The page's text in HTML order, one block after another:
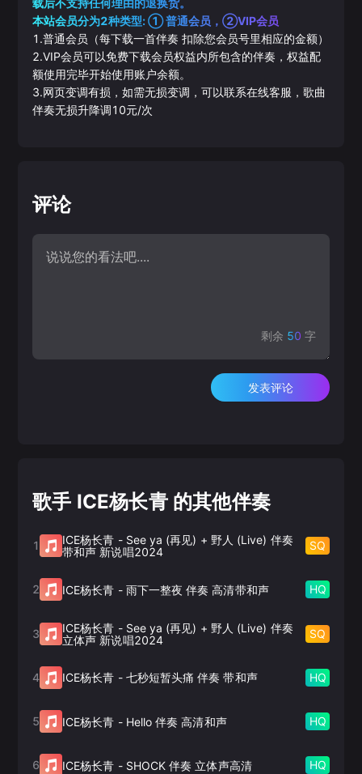
本站会员分为2种类型: ① 普通会员，②VIP会员
1.普通会员（每下载一首伴奏 扣除您会员号里相应的金额）
2.VIP会员可以免费下载会员权益内所包含的伴奏，权益配
额使用完毕开始使用账户余额。
3.网页变调有损，如需无损变调，可以联系在线客服，歌曲
伴奏无损升降调10元/次
评论
剩余 50 字
发表评论
歌手 ICE杨长青 的其他伴奏
1 ICE杨长青 - See ya (再见) + 野人 (Live) 伴奏
带和声 新说唱2024
SQ
2 ICE杨长青 - 雨下一整夜 伴奏 高清带和声 HQ
3 ICE杨长青 - See ya (再见) + 野人 (Live) 伴奏
立体声 新说唱2024
SQ
4 ICE杨长青 - 七秒短暂头痛 伴奏 带和声 HQ
5 ICE杨长青 - Hello 伴奏 高清和声 HQ
6 ICE杨长青 - SHOCK 伴奏 立体声高清 HQ